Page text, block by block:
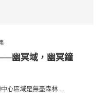
幽冥域，幽冥鐘
心區域是無盡森林 …